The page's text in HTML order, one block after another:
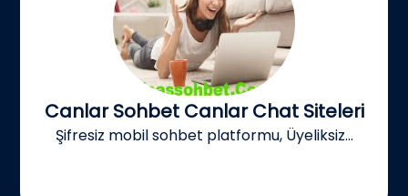
Canlar Sohbet Canlar Chat Siteleri
Şifresiz mobil sohbet platformu, Üyeliksiz...